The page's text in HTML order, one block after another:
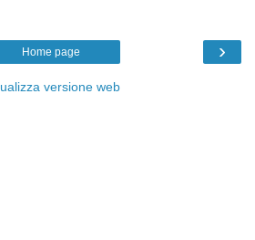
›
Home page
versione web